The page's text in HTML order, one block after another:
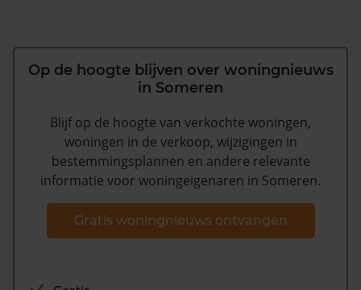
Op de hoogte blijven over woningnieuws
in Someren
Blijf op de hoogte van verkochte woningen,
woningen in de verkoop, wijzigingen in
bestemmingsplannen en andere relevante
informatie voor woningeigenaren in Someren.
Gratis woningnieuws ontvangen